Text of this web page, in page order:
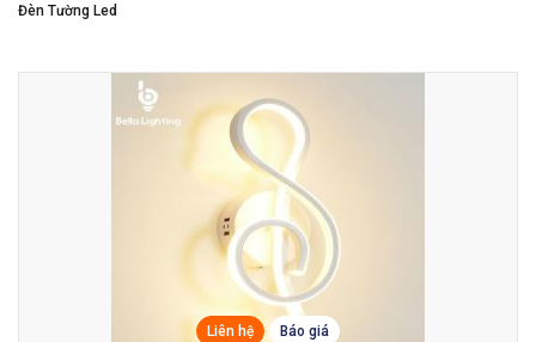
Đèn Tường Led
Liên hệ